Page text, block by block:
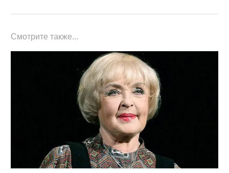
Смотрите также...